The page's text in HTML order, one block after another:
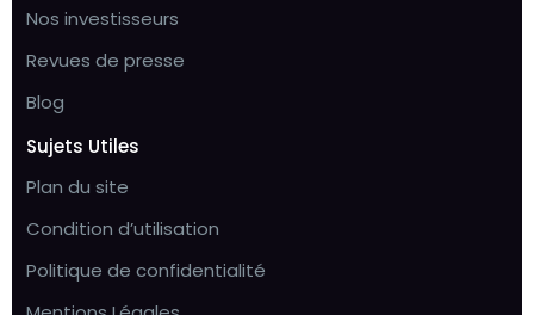
Nos investisseurs
Revues de presse
Blog
Sujets Utiles
Plan du site
Condition d’utilisation
Politique de confidentialité